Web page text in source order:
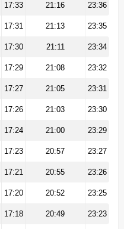
17:33 21:16 23:36
17:31 21:13 23:35
17:30 21:11 23:34
17:29 21:08 23:32
17:27 21:05 23:31
17:26 21:03 23:30
17:24 21:00 23:29
17:23 20:57 23:27
17:21 20:55 23:26
17:20 20:52 23:25
17:18 20:49 23:23